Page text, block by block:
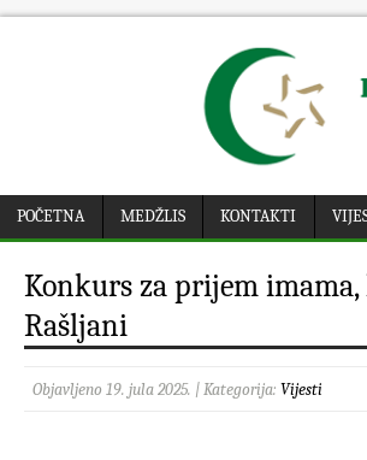
POČETNA MEDŽLIS KONTAKTI
Konkurs za prijem
Rašljani
Objavljeno 19. jula 2025. | Kategorija: Vijesti